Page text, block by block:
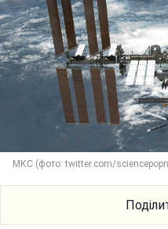
МКС (фото: twitter.com/